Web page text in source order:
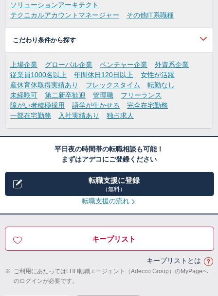
ソリューションアーキテクト
テクニカルアカウントマネージャー
その他IT系職種
こだわり条件から探す
上場企業 グローバル企業 ベンチャー企業
外資系企業
従業員1000名以上
年間休日120日以上
女性が活躍
産休育休取得実績あり
フレックスタイム
転勤なし
未経験可
第二新卒歓迎 管理職
フリーランス
障がい者積極採用
語学が生かせる
完全在宅勤務
一部在宅勤務
入社実績あり 独占求人
平日夜の時間帯の転職相談も可能！
まずはアデコにご登録ください
転職支援に登録
（無料）
転職支援の流れ
キープリスト
キープリストとは
※ ご利用にあたってはLHH転職エージェント（Adecco Group）のMyPageへ
のログインが必要です。